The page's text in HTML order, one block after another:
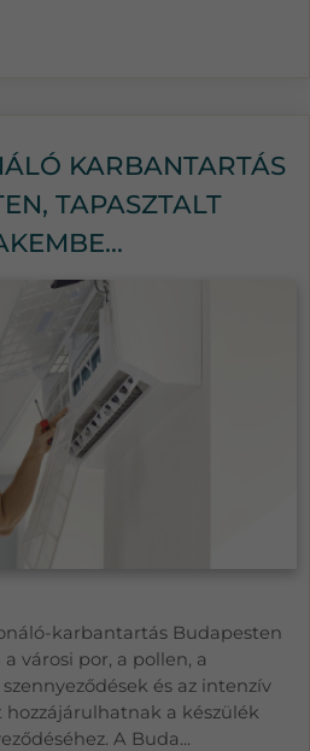
KARBANTARTÁS
TAPASZTALT
karbantartás Budapesten
városi por, a pollen, a
és az intenzív
a készülék
A Buda...